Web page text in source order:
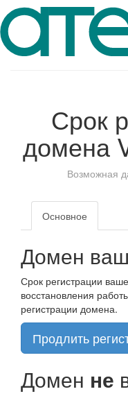
Срок
домена
Возможная
Основное
Домен
Срок регистрации
восстановления
регистрации домена.
Продлить
Домен не